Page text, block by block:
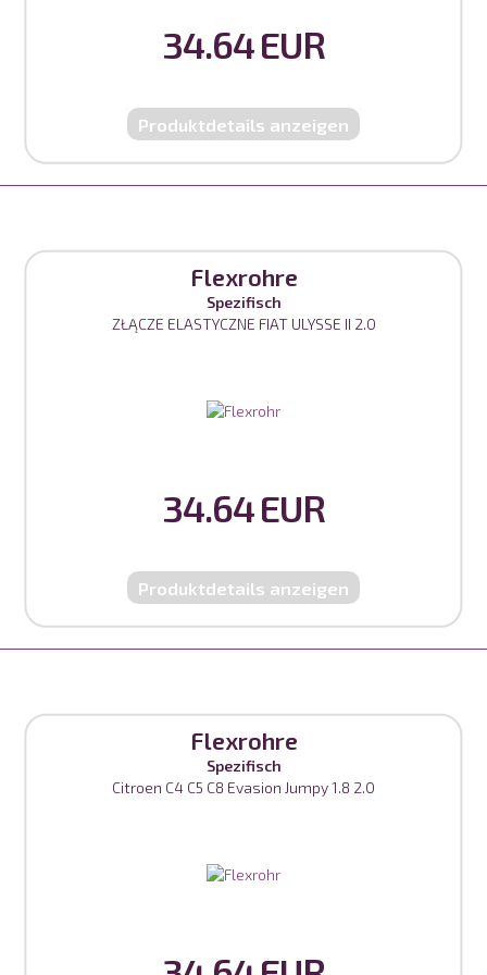
34.64 EUR
Produktdetails anzeigen
Flexrohre
Spezifisch
ZŁĄCZE ELASTYCZNE FIAT ULYSSE II 2.0
34.64 EUR
Produktdetails anzeigen
Flexrohre
Spezifisch
Citroen C4 C5 C8 Evasion Jumpy 1.8 2.0